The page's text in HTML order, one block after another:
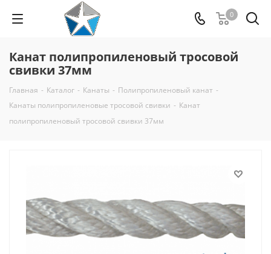
0
Канат полипропиленовый тросовой
свивки 37мм
Главная - Каталог - Канаты - Полипропиленовый канат -
Канаты полипропиленовые тросовой свивки - Канат
полипропиленовый тросовой свивки 37мм